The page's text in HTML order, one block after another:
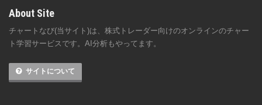
About Site
チャートなび(当サイト)は、株式トレーダー向けのオンラインのチャー
ト学習サービスです。AI分析もやってます。
サイトについて